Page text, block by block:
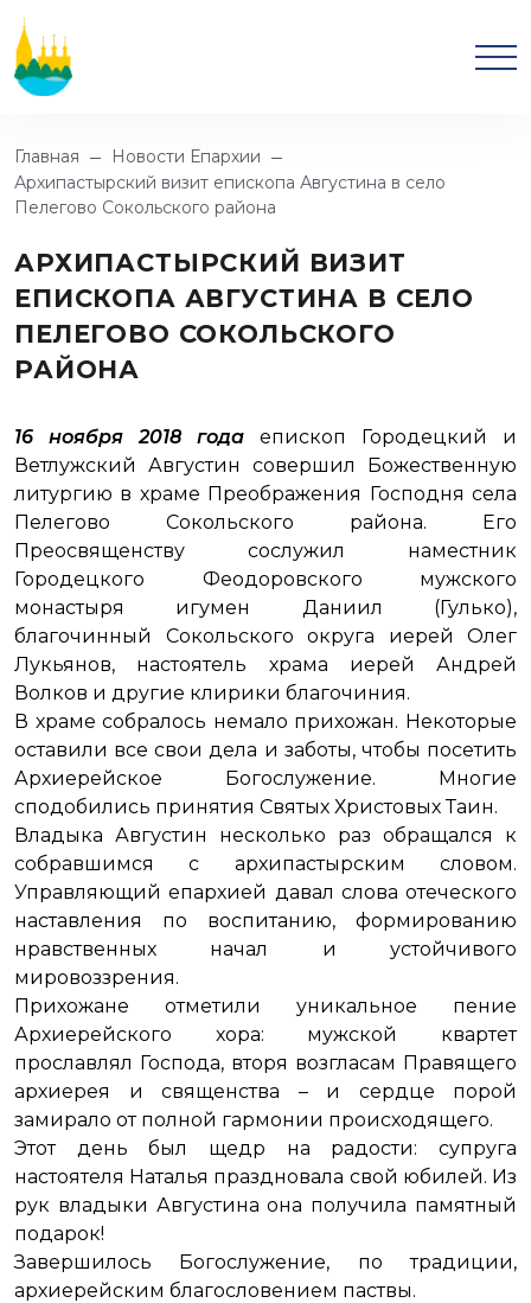
Главная
Новости Епархии
Архипастырский визит епископа Августина в село
Пелегово Сокольского района
АРХИПАСТЫРСКИЙ ВИЗИТ
ЕПИСКОПА АВГУСТИНА В СЕЛО
ПЕЛЕГОВО СОКОЛЬСКОГО
РАЙОНА
16 ноября 2018 года епископ Городецкий и
Ветлужский Августин совершил Божественную
литургию в храме Преображения Господня села
Пелегово Сокольского района. Его
Преосвященству сослужил наместник
Городецкого Феодоровского мужского
монастыря игумен Даниил (Гулько),
благочинный Сокольского округа иерей Олег
Лукьянов, настоятель храма иерей Андрей
Волков и другие клирики благочиния.
В храме собралось немало прихожан. Некоторые
оставили все свои дела и заботы, чтобы посетить
Архиерейское Богослужение. Многие
сподобились принятия Святых Христовых Таин.
Владыка Августин несколько раз обращался к
собравшимся с архипастырским словом.
Управляющий епархией давал слова отеческого
наставления по воспитанию, формированию
нравственных начал и устойчивого
мировоззрения.
Прихожане отметили уникальное пение
Архиерейского хора: мужской квартет
прославлял Господа, вторя возгласам Правящего
архиерея и священства – и сердце порой
замирало от полной гармонии происходящего.
Этот день был щедр на радости: супруга
настоятеля Наталья праздновала свой юбилей. Из
рук владыки Августина она получила памятный
подарок!
Завершилось Богослужение, по традиции,
архиерейским благословением паствы.